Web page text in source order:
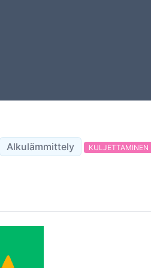
Alkulämmittely KULJETTAMINEN